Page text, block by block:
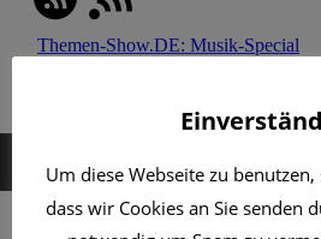
MENÜ
Um diese Webseite zu
dass wir Cookies an Sie senden